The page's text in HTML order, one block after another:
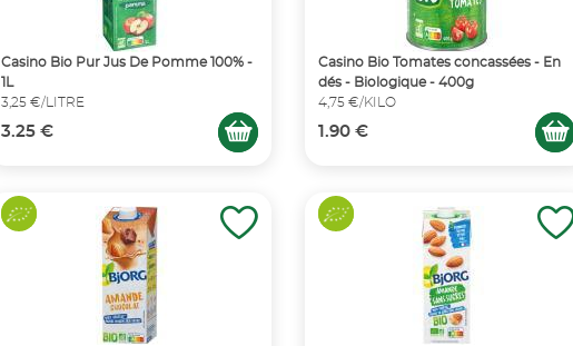
Casino Bio Pur Jus De Pomme 100% -
1L
3,25 €/LITRE
3.25 €
Casino Bio Tomates concassées - En
dés - Biologique - 400g
4,75 €/KILO
1.90 €